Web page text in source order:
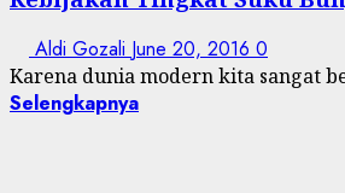
Aldi Gozali June 20, 2016 0
Karena dunia modern kita sangat
Selengkapnya